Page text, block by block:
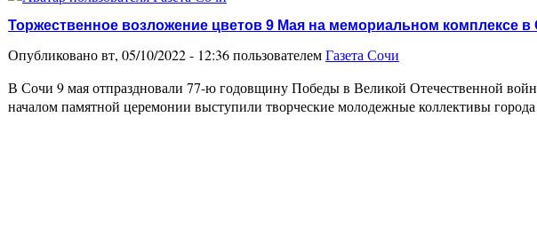
Торжественное возложение цветов 9 Мая на мемориальном комплексе в
Опубликовано вт, 05/10/2022 - 12:36 пользователемГазета Сочи
В Сочи 9 мая отпраздновали 77-ю годовщину Победы в Великой Отечественной
началом памятной церемонии выступили творческие молодежные коллективы